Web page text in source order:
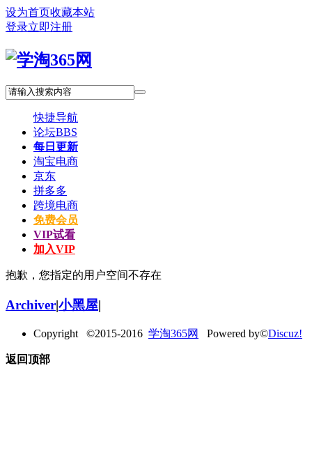
设为首页收藏本站
登录立即注册
快捷导航
论坛BBS
每日更新
淘宝电商
京东
拼多多
跨境电商
免费会员
VIP试看
加入VIP
抱歉，您指定的用户空间不存在
Archiver|小黑屋|
Copyright ©2015-2016 学淘365网 Powered by©Discuz!
返回顶部